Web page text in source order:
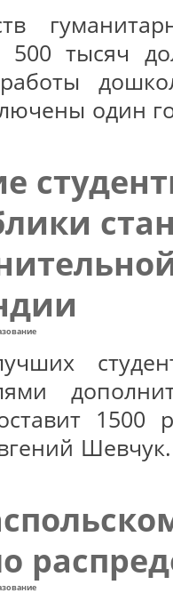
500 тысяч
один
1500
Шевчук.